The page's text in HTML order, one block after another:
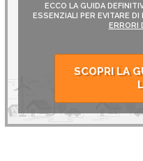
ECCO LA GUIDA
ESSENZIALI PER EVITARE DI
ERRORI
SCOPRI LA